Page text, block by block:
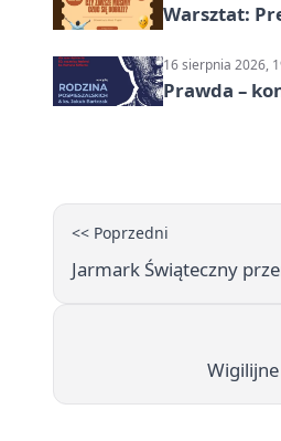
Warsztat:
16 sierpnia 2026,
Prawda –
<< Poprzedni
Jarmark Świąteczny